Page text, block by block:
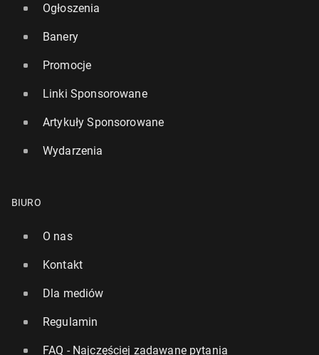
Ogłoszenia
Banery
Promocje
Linki Sponsorowane
Artykuły Sponsorowane
Wydarzenia
BIURO
O nas
Kontakt
Dla mediów
Regulamin
FAQ - Najczęściej zadawane pytania